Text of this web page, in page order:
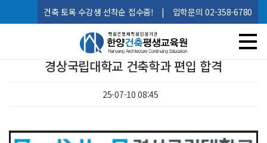
건축 토목 수강생 선착순 접수중! | 입학문의 02-358-6780
경상국립대학교 건축학과 편입 합격
25-07-10 08:45